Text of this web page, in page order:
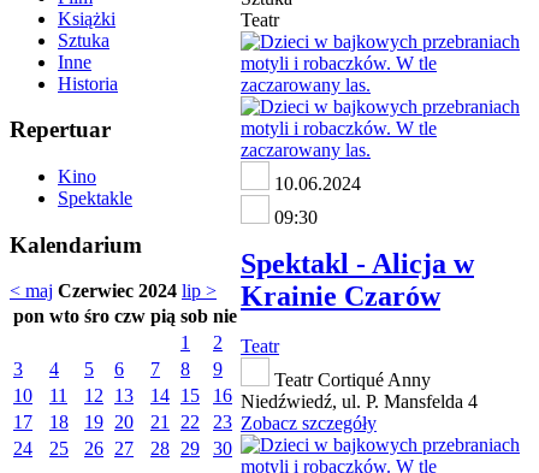
Książki
Sztuka
Inne
Historia
Repertuar
Kino
Spektakle
Kalendarium
< maj Czerwiec 2024 lip >
pon wto śro czw pią sob nie
1
2
3
4 5 6 7 8
9
10
11 12 13 14 15
16
17
18 19 20 21 22
23
24
25 26 27 28 29 30
Teatr
10.06.2024
09:30
Spektakl - Alicja w
Krainie Czarów
Teatr
Teatr Cortiqué Anny
Niedźwiedź, ul. P. Mansfelda 4
Zobacz szczegóły